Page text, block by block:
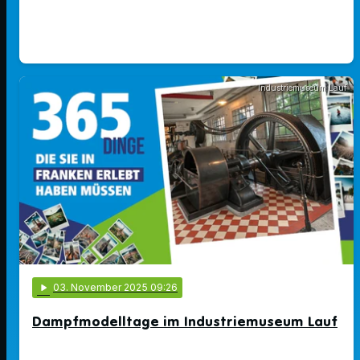
Industriemuseum Lauf
play_arrow 03. November 2025 09:26
Dampfmodelltage im Industriemuseum Lauf